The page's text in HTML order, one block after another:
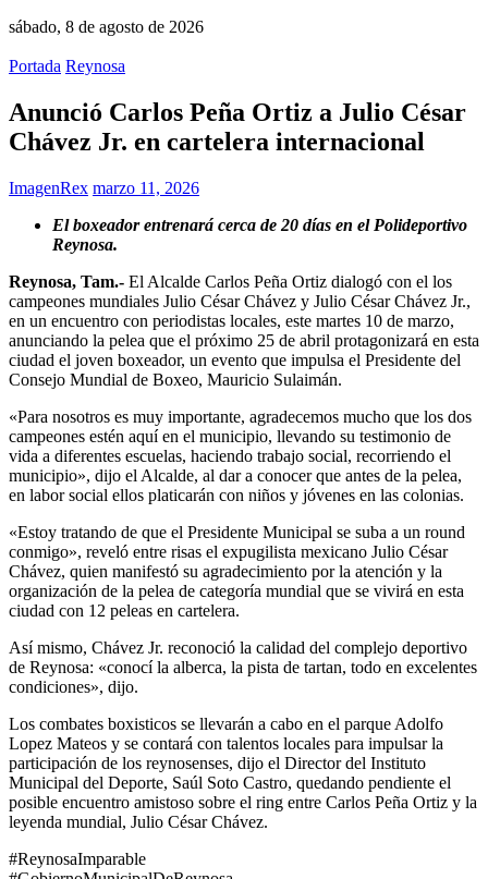
sábado, 8 de agosto de 2026
Portada Reynosa
Anunció Carlos Peña Ortiz a Julio César
Chávez Jr. en cartelera internacional
ImagenRex marzo 11, 2026
El boxeador entrenará cerca de 20 días en el Polideportivo
Reynosa.
Reynosa, Tam.- El Alcalde Carlos Peña Ortiz dialogó con el los
campeones mundiales Julio César Chávez y Julio César Chávez Jr.,
en un encuentro con periodistas locales, este martes 10 de marzo,
anunciando la pelea que el próximo 25 de abril protagonizará en esta
ciudad el joven boxeador, un evento que impulsa el Presidente del
Consejo Mundial de Boxeo, Mauricio Sulaimán.
«Para nosotros es muy importante, agradecemos mucho que los dos
campeones estén aquí en el municipio, llevando su testimonio de
vida a diferentes escuelas, haciendo trabajo social, recorriendo el
municipio», dijo el Alcalde, al dar a conocer que antes de la pelea,
en labor social ellos platicarán con niños y jóvenes en las colonias.
«Estoy tratando de que el Presidente Municipal se suba a un round
conmigo», reveló entre risas el expugilista mexicano Julio César
Chávez, quien manifestó su agradecimiento por la atención y la
organización de la pelea de categoría mundial que se vivirá en esta
ciudad con 12 peleas en cartelera.
Así mismo, Chávez Jr. reconoció la calidad del complejo deportivo
de Reynosa: «conocí la alberca, la pista de tartan, todo en excelentes
condiciones», dijo.
Los combates boxisticos se llevarán a cabo en el parque Adolfo
Lopez Mateos y se contará con talentos locales para impulsar la
participación de los reynosenses, dijo el Director del Instituto
Municipal del Deporte, Saúl Soto Castro, quedando pendiente el
posible encuentro amistoso sobre el ring entre Carlos Peña Ortiz y la
leyenda mundial, Julio César Chávez.
#ReynosaImparable